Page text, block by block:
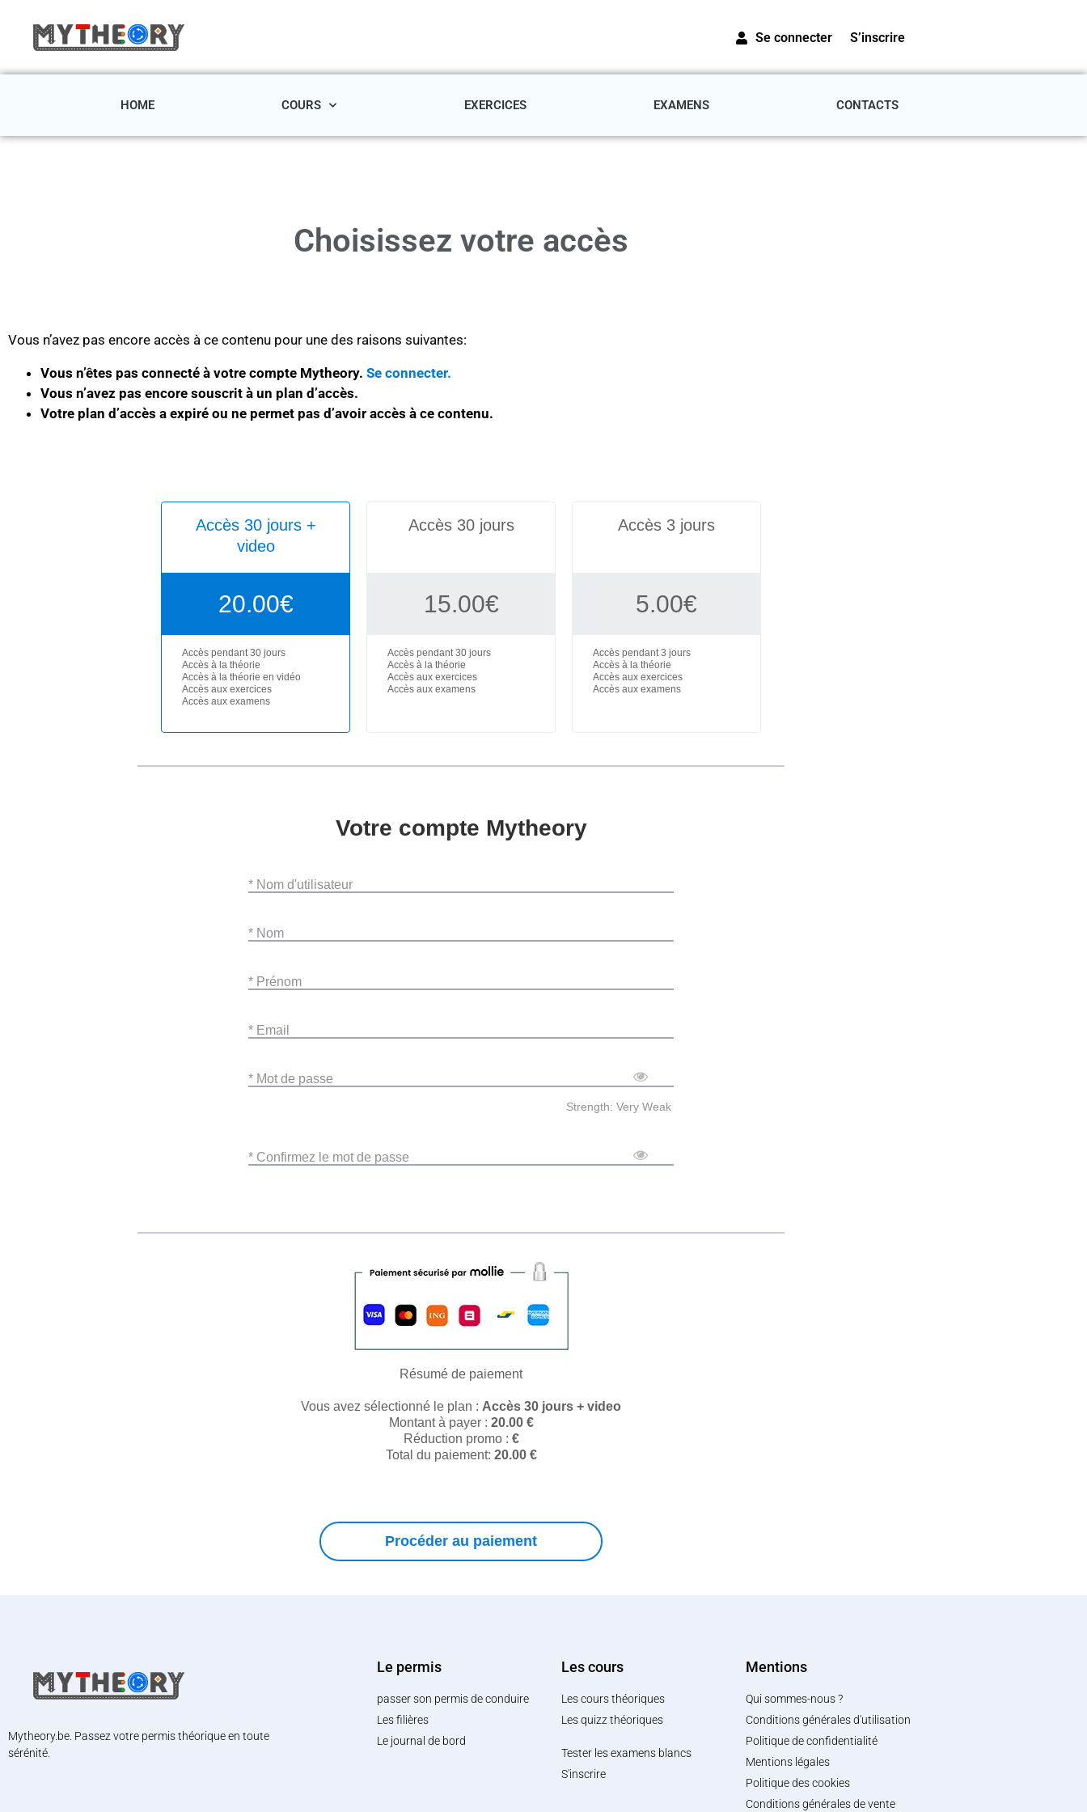
Se connecter S’inscrire
HOME COURS EXERCICES EXAMENS CONTACTS
Choisissez votre accès
Vous n’avez pas encore accès à ce contenu pour une des raisons suivantes:
Vous n’êtes pas connecté à votre compte Mytheory. Se connecter.
Vous n’avez pas encore souscrit à un plan d’accès.
Votre plan d’accès a expiré ou ne permet pas d’avoir accès à ce contenu.
Accès 30 jours +
video
20.00€
Accès pendant 30 jours
Accès à la théorie
Accès à la théorie en vidéo
Accès aux exercices
Accès aux examens
Accès 30 jours
15.00€
Accès pendant 30 jours
Accès à la théorie
Accès aux exercices
Accès aux examens
Accès 3 jours
5.00€
Accès pendant 3 jours
Accès à la théorie
Accès aux exercices
Accès aux examens
Votre compte Mytheory
* Nom d'utilisateur
* Nom
* Prénom
* Email
* Mot de passe
Strength: Very Weak
* Confirmez le mot de passe
Résumé de paiement
Vous avez sélectionné le plan : Accès 30 jours + video
Montant à payer : 20.00 €
Réduction promo : €
Total du paiement: 20.00 €
Procéder au paiement
Mytheory.be. Passez votre permis théorique en toute
sérénité.
Le permis
passer son permis de conduire
Les filières
Le journal de bord
Les cours
Les cours théoriques
Les quizz théoriques
Tester les examens blancs
S'inscrire
Mentions
Qui sommes-nous ?
Conditions générales d'utilisation
Politique de confidentialité
Mentions légales
Politique des cookies
Conditions générales de vente